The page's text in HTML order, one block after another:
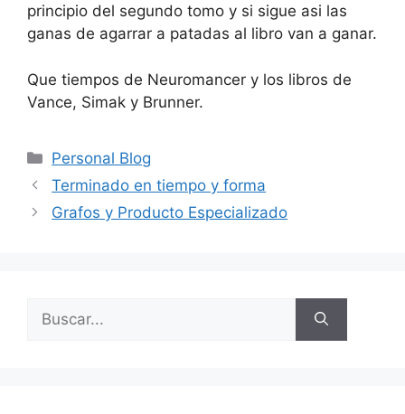
principio del segundo tomo y si sigue asi las
ganas de agarrar a patadas al libro van a ganar.
Que tiempos de Neuromancer y los libros de
Vance, Simak y Brunner.
Categorías
Personal Blog
Terminado en tiempo y forma
Grafos y Producto Especializado